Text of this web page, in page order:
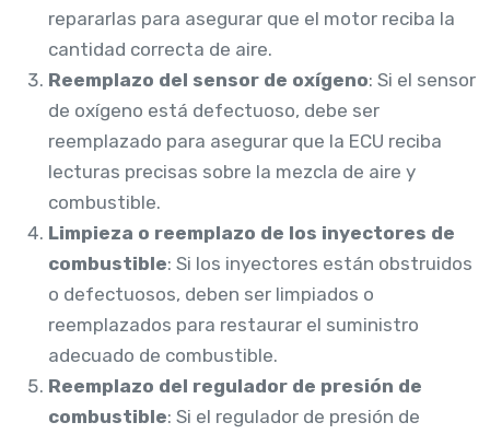
repararlas para asegurar que el motor reciba la
cantidad correcta de aire.
Reemplazo del sensor de oxígeno: Si el sensor
de oxígeno está defectuoso, debe ser
reemplazado para asegurar que la ECU reciba
lecturas precisas sobre la mezcla de aire y
combustible.
Limpieza o reemplazo de los inyectores de
combustible: Si los inyectores están obstruidos
o defectuosos, deben ser limpiados o
reemplazados para restaurar el suministro
adecuado de combustible.
Reemplazo del regulador de presión de
combustible: Si el regulador de presión de